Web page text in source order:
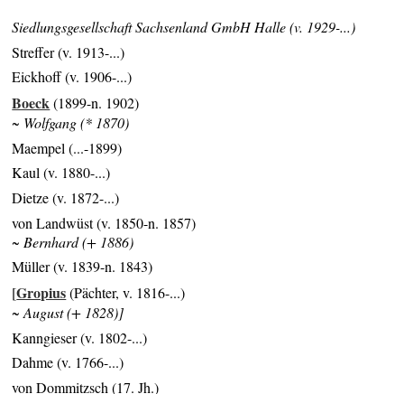
Siedlungsgesellschaft Sachsenland GmbH Halle (v. 1929-...)
Streffer (v. 1913-...)
Eickhoff (v. 1906-...)
Boeck(1899-n. 1902)
~ Wolfgang (* 1870)
Maempel (...-1899)
Kaul (v. 1880-...)
Dietze (v. 1872-...)
von Landwüst (v. 1850-n. 1857)
~ Bernhard (+ 1886)
Müller (v. 1839-n. 1843)
[Gropius(Pächter, v. 1816-...)
~ August (+ 1828)]
Kanngieser (v. 1802-...)
Dahme (v. 1766-...)
von Dommitzsch (17. Jh.)